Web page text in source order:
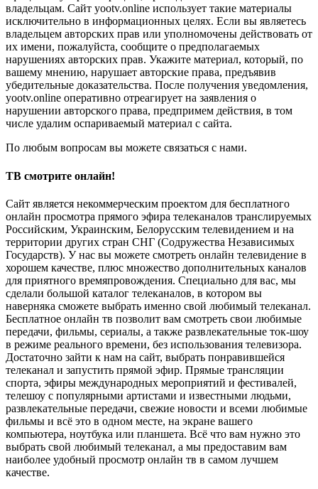
владельцам. Сайт yootv.online использует такие материалы
исключительно в информационных целях. Если вы являетесь
владельцем авторских прав или уполномочены действовать от
их имени, пожалуйста, сообщите о предполагаемых
нарушениях авторских прав. Укажите материал, который, по
вашему мнению, нарушает авторские права, предъявив
убедительные доказательства. После получения уведомления,
yootv.online оперативно отреагирует на заявления о
нарушении авторского права, предпримем действия, в том
числе удалим оспариваемый материал с сайта.
По любым вопросам вы можете связаться с нами.
ТВ смотрите онлайн!
Сайт является некоммерческим проектом для бесплатного
онлайн просмотра прямого эфира телеканалов транслируемых
Российским, Украинским, Белорусским телевидением и на
территории других стран СНГ (Содружества Независимых
Государств). У нас вы можете смотреть онлайн телевидение в
хорошем качестве, плюс множество дополнительных каналов
для приятного времяпровождения. Специально для вас, мы
сделали большой каталог телеканалов, в котором вы
наверняка сможете выбрать именно свой любимый телеканал.
Бесплатное онлайн тв позволит вам смотреть свои любимые
передачи, фильмы, сериалы, а также развлекательные ток-шоу
в режиме реального времени, без использования телевизора.
Достаточно зайти к нам на сайт, выбрать понравившейся
телеканал и запустить прямой эфир. Прямые трансляции
спорта, эфиры международных мероприятий и фестивалей,
телешоу с популярными артистами и известными людьми,
развлекательные передачи, свежие новости и всеми любимые
фильмы и всё это в одном месте, на экране вашего
компьютера, ноутбука или планшета. Всё что вам нужно это
выбрать свой любимый телеканал, а мы предоставим вам
наиболее удобный просмотр онлайн тв в самом лучшем
качестве.